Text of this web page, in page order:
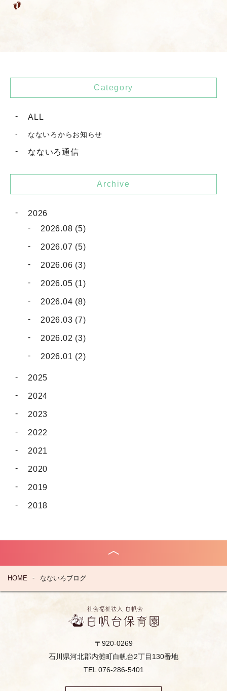
Category
ALL
なないろからお知らせ
なないろ通信
Archive
2026
2026.08 (5)
2026.07 (5)
2026.06 (3)
2026.05 (1)
2026.04 (8)
2026.03 (7)
2026.02 (3)
2026.01 (2)
2025
2024
2023
2022
2021
2020
2019
2018
HOME なないろブログ
〒920-0269
石川県河北郡内灘町白帆台2丁目130番地
TEL 076-286-5401